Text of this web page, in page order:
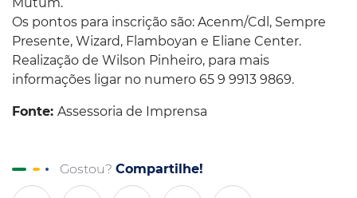
Os pontos para inscrição são: Acenm/Cdl, Sempre
Presente, Wizard, Flamboyan e Eliane Center.
Realização de Wilson Pinheiro, para mais
informações ligar no numero 65 9 9913 9869.
Fonte: Assessoria de Imprensa
Gostou? Compartilhe!